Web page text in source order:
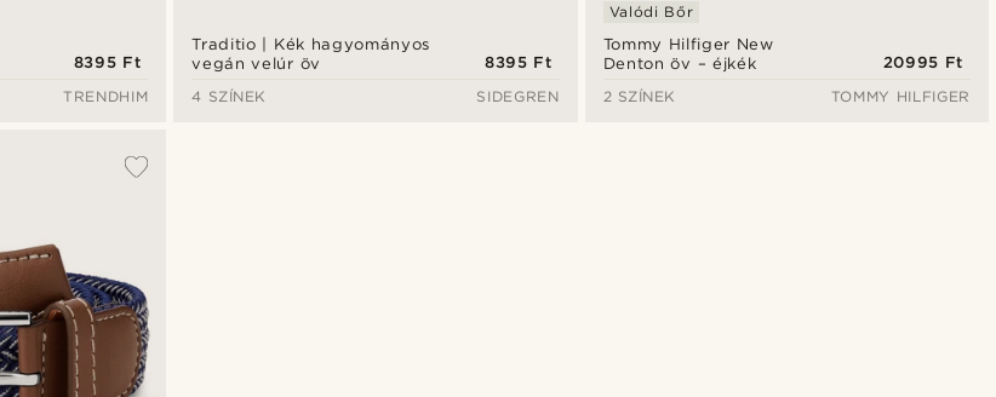
8395 Ft
TRENDHIM
Traditio | Kék hagyományos
vegán velúr öv
8395 Ft
4 SZÍNEK
SIDEGREN
Tommy Hilfiger New
Denton öv – éjkék
Valódi Bőr
20995 Ft
2 SZÍNEK
TOMMY HILFIGER